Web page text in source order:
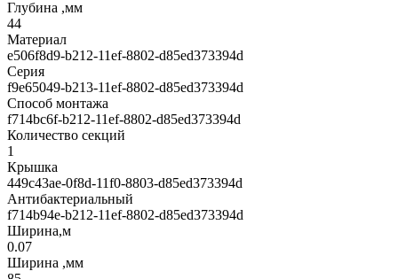
Глубина ,мм
44
Материал
e506f8d9-b212-11ef-8802-d85ed373394d
Серия
f9e65049-b213-11ef-8802-d85ed373394d
Способ монтажа
f714bc6f-b212-11ef-8802-d85ed373394d
Количество секций
1
Крышка
449c43ae-0f8d-11f0-8803-d85ed373394d
Антибактериальный
f714b94e-b212-11ef-8802-d85ed373394d
Ширина,м
0.07
Ширина ,мм